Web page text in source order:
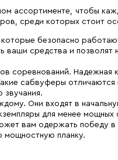
ассортименте, чтобы
среди которых стоит
безопасно
средства и позволят
соревнований. Надежная
сабвуферы
звучания.
Они входят в
для менее мощных
вам одержать
мощностную планку.